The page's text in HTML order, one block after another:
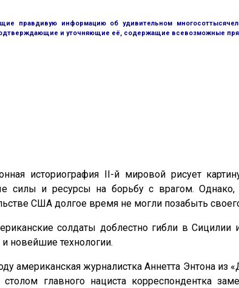
правдивую информацию об удивительном
и уточняющие её, содержащие всевозможные
историография II-й мировой рисует
силы и ресурсы на борьбу с врагом.
США долгое время не могли позабыть
солдаты доблестно гибли в
и новейшие технологии.
американская журналистка Аннетта Энтона
столом главного нациста корреспондентка